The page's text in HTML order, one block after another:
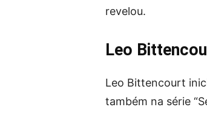
revelou.
Leo
Leo Bittencourt
também na série